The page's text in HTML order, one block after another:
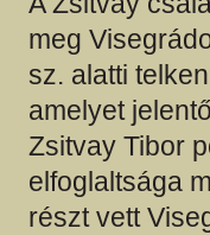
meg
sz. alatti
amelyet
Zsitvay Tibor
elfoglaltsága
részt vett